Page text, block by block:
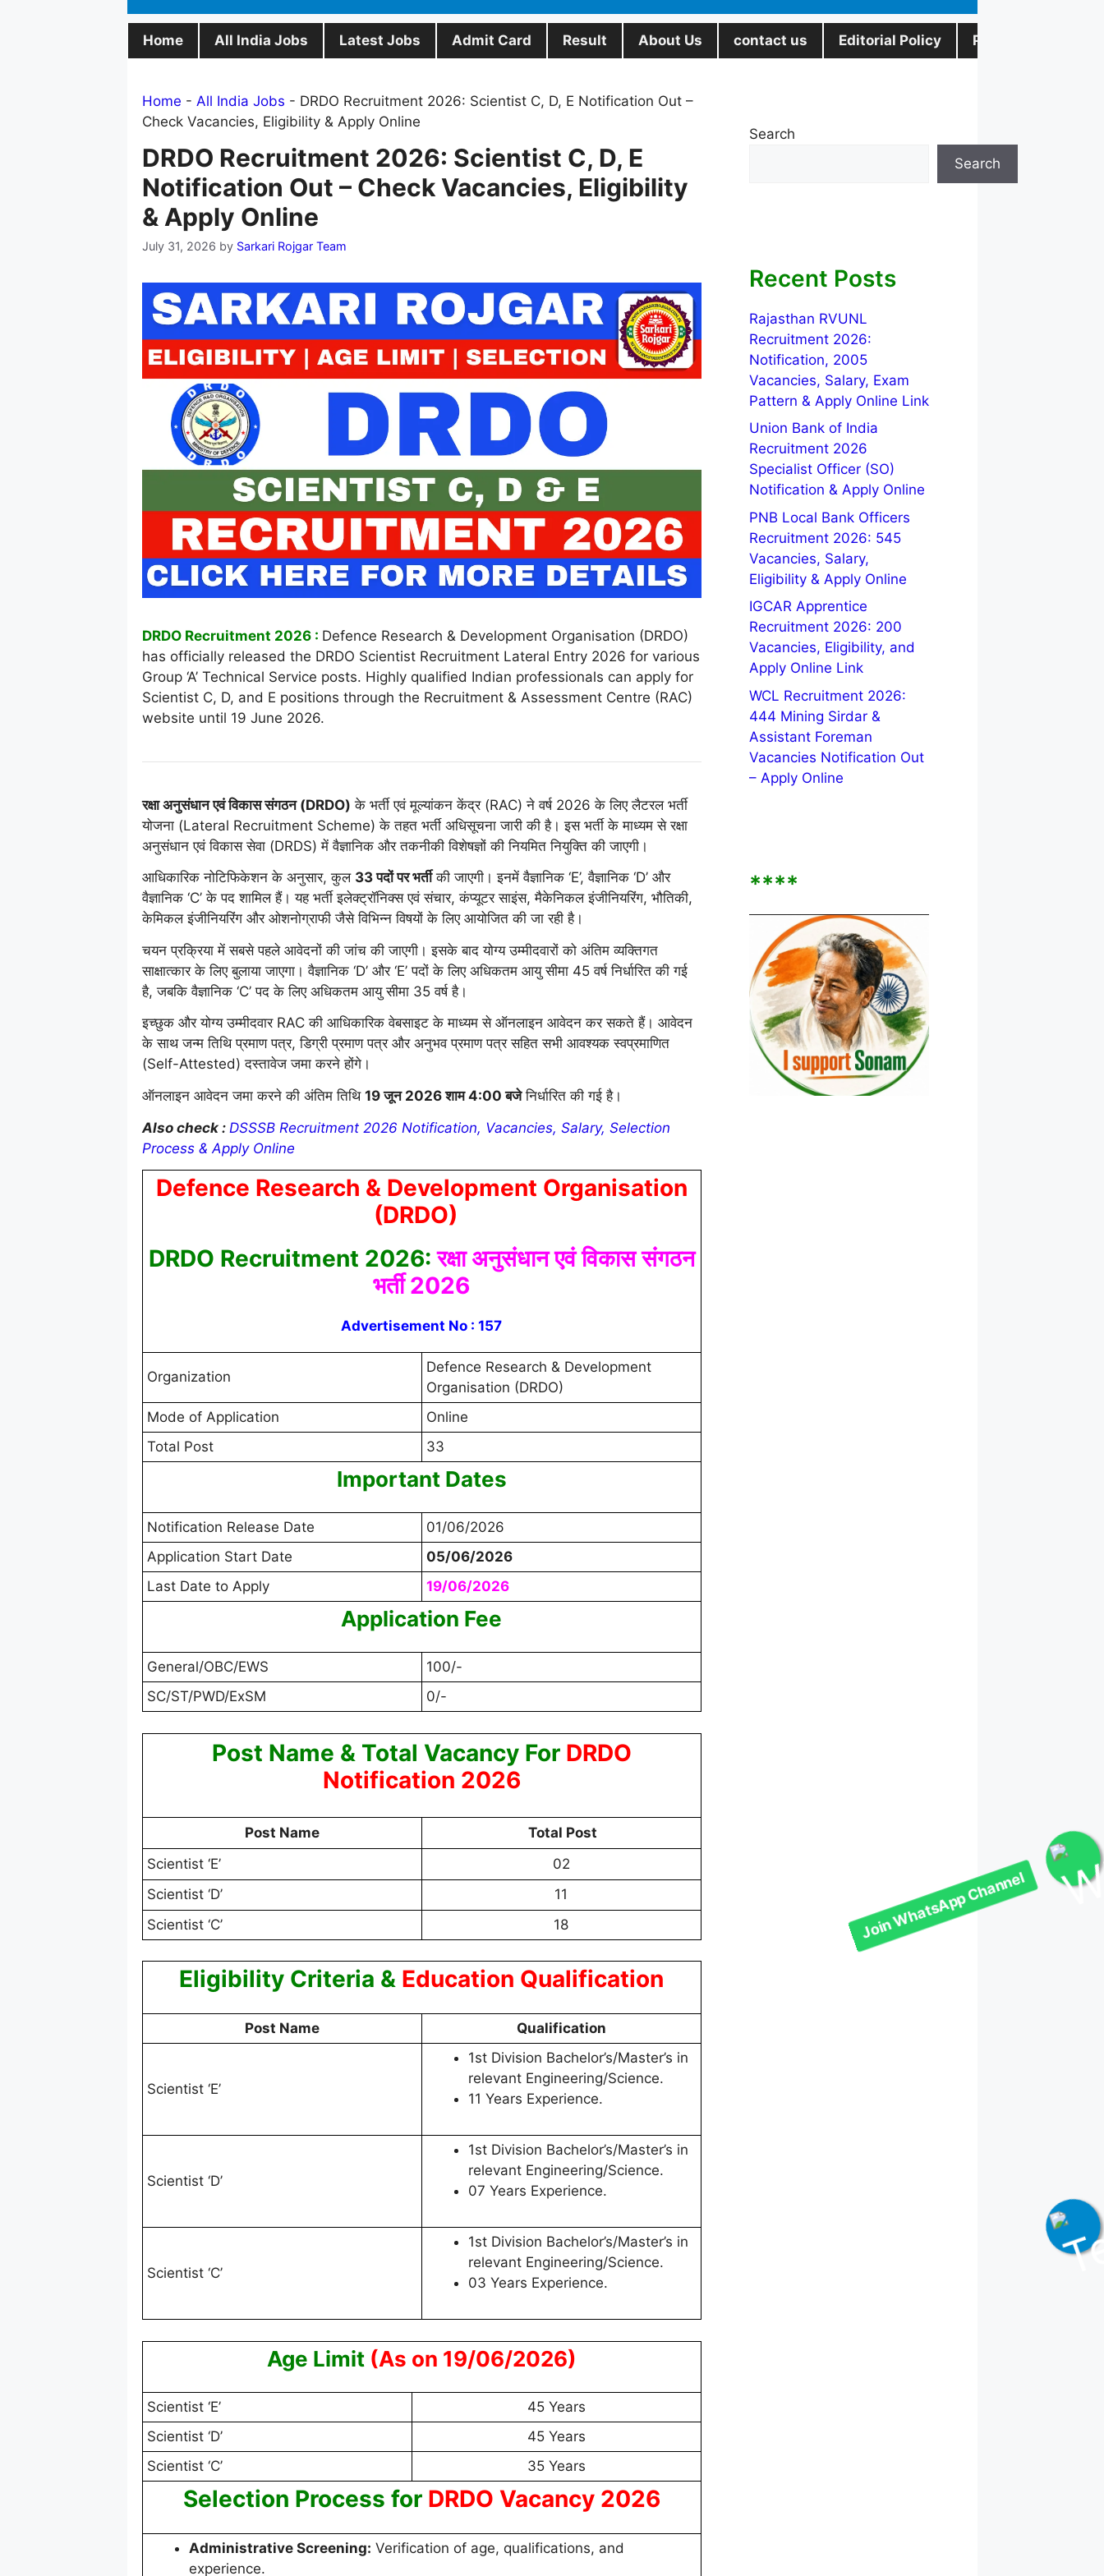
Home All India Jobs Latest Jobs Admit Card Result About Us contact us Editorial Policy Privacy Policy
Home - All India Jobs - DRDO Recruitment 2026: Scientist C, D, E Notification Out –
Check Vacancies, Eligibility & Apply Online
DRDO Recruitment 2026: Scientist C, D, E
Notification Out – Check Vacancies, Eligibility
& Apply Online
July 31, 2026 by Sarkari Rojgar Team
DRDO Recruitment 2026 : Defence Research & Development Organisation (DRDO)
has officially released the DRDO Scientist Recruitment Lateral Entry 2026 for various
Group ‘A’ Technical Service posts. Highly qualified Indian professionals can apply for
Scientist C, D, and E positions through the Recruitment & Assessment Centre (RAC)
website until 19 June 2026.
रक्षा अनुसंधान एवं विकास संगठन (DRDO) के भर्ती एवं मूल्यांकन केंद्र (RAC) ने वर्ष 2026 के लिए लैटरल भर्ती
योजना (Lateral Recruitment Scheme) के तहत भर्ती अधिसूचना जारी की है। इस भर्ती के माध्यम से रक्षा
अनुसंधान एवं विकास सेवा (DRDS) में वैज्ञानिक और तकनीकी विशेषज्ञों की नियमित नियुक्ति की जाएगी।
आधिकारिक नोटिफिकेशन के अनुसार, कुल 33 पदों पर भर्तीकी जाएगी। इनमें वैज्ञानिक ‘E’, वैज्ञानिक ‘D’ और
वैज्ञानिक ‘C’ के पद शामिल हैं। यह भर्ती इलेक्ट्रॉनिक्स एवं संचार, कंप्यूटर साइंस, मैकेनिकल इंजीनियरिंग, भौतिकी,
केमिकल इंजीनियरिंग और ओशनोग्राफी जैसे विभिन्न विषयों के लिए आयोजित की जा रही है।
चयन प्रक्रिया में सबसे पहले आवेदनों की जांच की जाएगी। इसके बाद योग्य उम्मीदवारों को अंतिम व्यक्तिगत
साक्षात्कार के लिए बुलाया जाएगा। वैज्ञानिक ‘D’ और ‘E’ पदों के लिए अधिकतम आयु सीमा 45 वर्ष निर्धारित की गई
है, जबकि वैज्ञानिक ‘C’ पद के लिए अधिकतम आयु सीमा 35 वर्ष है।
इच्छुक और योग्य उम्मीदवार RAC की आधिकारिक वेबसाइट के माध्यम से ऑनलाइन आवेदन कर सकते हैं। आवेदन
के साथ जन्म तिथि प्रमाण पत्र, डिग्री प्रमाण पत्र और अनुभव प्रमाण पत्र सहित सभी आवश्यक स्वप्रमाणित
(Self-Attested) दस्तावेज जमा करने होंगे।
ऑनलाइन आवेदन जमा करने की अंतिम तिथि 19 जून 2026 शाम 4:00 बजेनिर्धारित की गई है।
Also check : DSSSB Recruitment 2026 Notification, Vacancies, Salary, Selection
Process & Apply Online
Defence Research & Development Organisation
(DRDO)
DRDO Recruitment 2026:रक्षा अनुसंधान एवं विकास संगठन
भर्ती 2026
Advertisement No : 157
Organization
Defence Research & Development
Organisation (DRDO)
Mode of Application
Online
Total Post
33
Important Dates
Notification Release Date
01/06/2026
Application Start Date
05/06/2026
Last Date to Apply
19/06/2026
Application Fee
General/OBC/EWS
100/-
SC/ST/PWD/ExSM
0/-
Post Name & Total Vacancy For DRDO
Notification 2026
Post Name
Total Post
Scientist ‘E’
02
Scientist ‘D’
11
Scientist ‘C’
18
Eligibility Criteria & Education Qualification
Post Name Qualification
Scientist ‘E’
1st Division Bachelor’s/Master’s in
relevant Engineering/Science.
11 Years Experience.
Scientist ‘D’
1st Division Bachelor’s/Master’s in
relevant Engineering/Science.
07 Years Experience.
Scientist ‘C’
1st Division Bachelor’s/Master’s in
relevant Engineering/Science.
03 Years Experience.
Age Limit (As on 19/06/2026)
Scientist ‘E’
45 Years
Scientist ‘D’
45 Years
Scientist ‘C’
35 Years
Selection Process for DRDO Vacancy 2026
Administrative Screening: Verification of age, qualifications, and
experience.
Search
Search
Recent Posts
Rajasthan RVUNL
Recruitment 2026:
Notification, 2005
Vacancies, Salary, Exam
Pattern & Apply Online Link
Union Bank of India
Recruitment 2026
Specialist Officer (SO)
Notification & Apply Online
PNB Local Bank Officers
Recruitment 2026: 545
Vacancies, Salary,
Eligibility & Apply Online
IGCAR Apprentice
Recruitment 2026: 200
Vacancies, Eligibility, and
Apply Online Link
WCL Recruitment 2026:
444 Mining Sirdar &
Assistant Foreman
Vacancies Notification Out
– Apply Online
****
Join WhatsApp Channel